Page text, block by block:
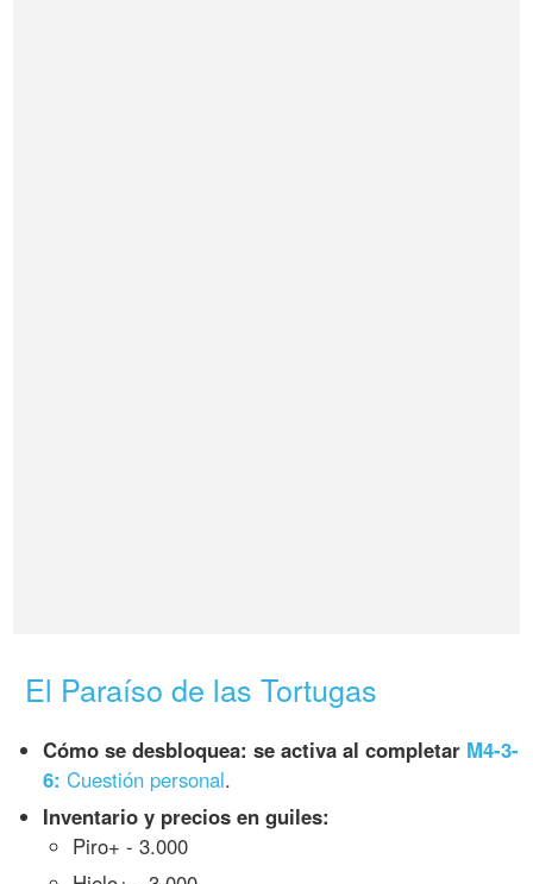
El Paraíso de las Tortugas
Cómo se desbloquea: se activa al completar M4-3-
6: Cuestión personal.
Inventario y precios en guiles:
Piro+ - 3.000